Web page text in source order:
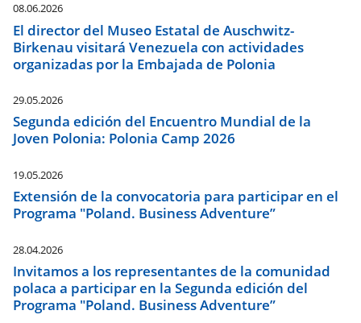
08.06.2026
El director del Museo Estatal de Auschwitz-
Birkenau visitará Venezuela con actividades
organizadas por la Embajada de Polonia
29.05.2026
Segunda edición del Encuentro Mundial de la
Joven Polonia: Polonia Camp 2026
19.05.2026
Extensión de la convocatoria para participar en el
Programa "Poland. Business Adventure”
28.04.2026
Invitamos a los representantes de la comunidad
polaca a participar en la Segunda edición del
Programa "Poland. Business Adventure”